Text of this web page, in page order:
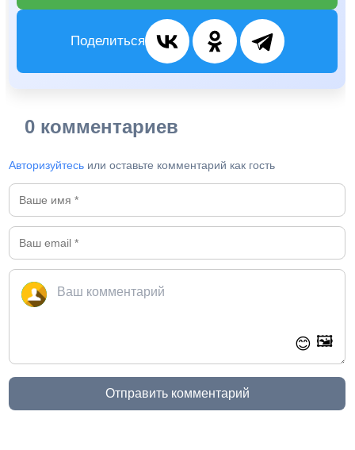
Поделиться
0 комментариев
Авторизуйтесь или оставьте комментарий как гость
😊 🖼️
Отправить комментарий